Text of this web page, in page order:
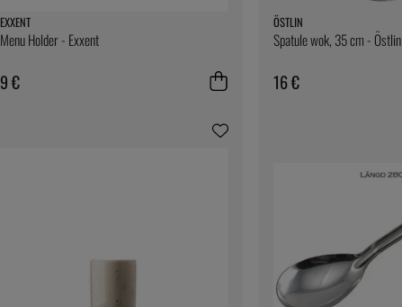
EXXENT
Menu Holder - Exxent
9 €
ÖSTLIN
Spatule wok, 35 cm - Östlin
16 €